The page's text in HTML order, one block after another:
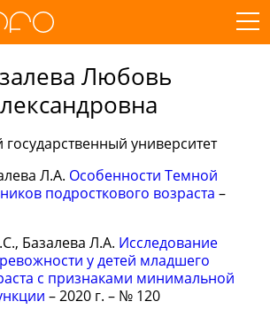
Любовь
университет
Л.А. Особенности Темной
подросткового возраста –
Базалева Л.А. Исследование
у детей младшего
с признаками минимальной
– 2020 г. – № 120